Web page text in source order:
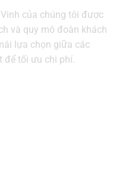
của chúng tôi được
và quy mô đoàn khách
lựa chọn giữa các
để tối ưu chi phí.